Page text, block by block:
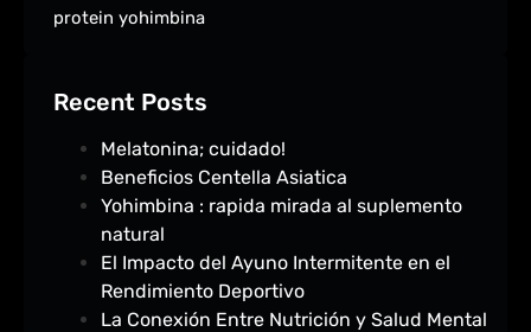
protein yohimbina
Recent Posts
Melatonina; cuidado!
Beneficios Centella Asiatica
Yohimbina : rapida mirada al suplemento
natural
El Impacto del Ayuno Intermitente en el
Rendimiento Deportivo
La Conexión Entre Nutrición y Salud Mental